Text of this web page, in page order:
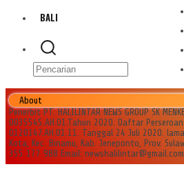
BALI
About
Penerbit PT. HALILINTAR NEWS GROUP SK
0035545.AH.01.Tahun 2020. Daftar Perseroan
0120147.AH.01.11. Tanggal 24 Juli 2020.
Kota, Kec. Binamu, Kab. Jeneponto, Prov.
355 177 988 Email: newshalilintar@gmail.com